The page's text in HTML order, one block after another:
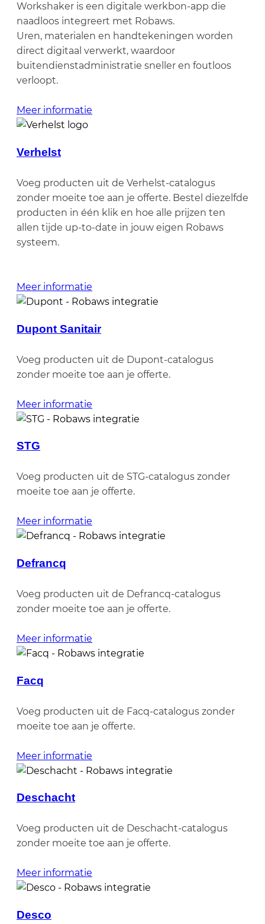
Workshaker is een digitale werkbon-app die
naadloos integreert met Robaws.
Uren, materialen en handtekeningen worden
direct digitaal verwerkt, waardoor
buitendienstadministratie sneller en foutloos
verloopt.
Meer informatie
Verhelst
Voeg producten uit de Verhelst-catalogus
zonder moeite toe aan je offerte. Bestel diezelfde
producten in één klik en hoe alle prijzen ten
allen tijde up-to-date in jouw eigen Robaws
systeem.
Meer informatie
Dupont Sanitair
Voeg producten uit de Dupont-catalogus
zonder moeite toe aan je offerte.
Meer informatie
STG
Voeg producten uit de STG-catalogus zonder
moeite toe aan je offerte.
Meer informatie
Defrancq
Voeg producten uit de Defrancq-catalogus
zonder moeite toe aan je offerte.
Meer informatie
Facq
Voeg producten uit de Facq-catalogus zonder
moeite toe aan je offerte.
Meer informatie
Deschacht
Voeg producten uit de Deschacht-catalogus
zonder moeite toe aan je offerte.
Meer informatie
Desco